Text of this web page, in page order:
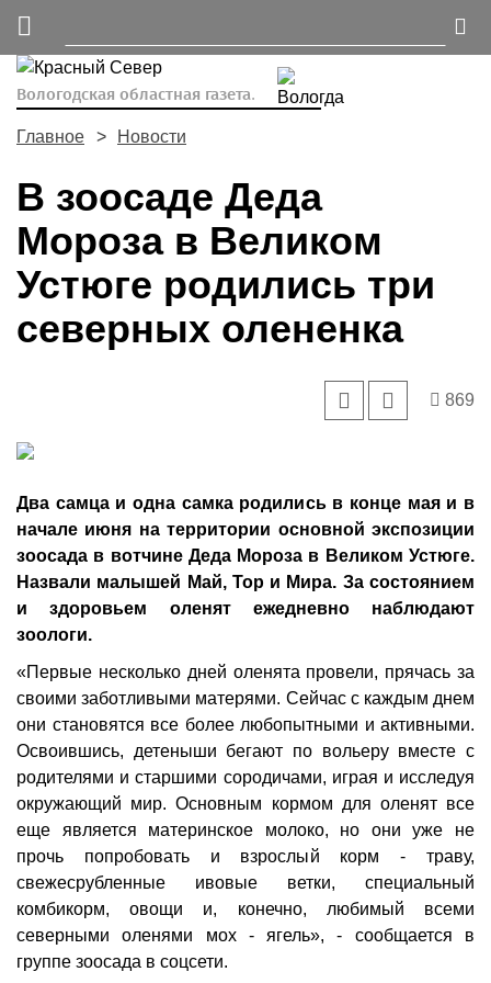
Вологодская областная газета.
Главное Новости
В зоосаде Деда
Мороза в Великом
Устюге родились три
северных олененка
869
Два самца и одна самка родились в конце мая и в
начале июня на территории основной экспозиции
зоосада в вотчине Деда Мороза в Великом Устюге.
Назвали малышей Май, Тор и Мира. За состоянием
и здоровьем оленят ежедневно наблюдают
зоологи.
«Первые несколько дней оленята провели, прячась за
своими заботливыми матерями. Сейчас с каждым днем
они становятся все более любопытными и активными.
Освоившись, детеныши бегают по вольеру вместе с
родителями и старшими сородичами, играя и исследуя
окружающий мир. Основным кормом для оленят все
еще является материнское молоко, но они уже не
прочь попробовать и взрослый корм - траву,
свежесрубленные ивовые ветки, специальный
комбикорм, овощи и, конечно, любимый всеми
северными оленями мох - ягель», - сообщается в
группе зоосада в соцсети.